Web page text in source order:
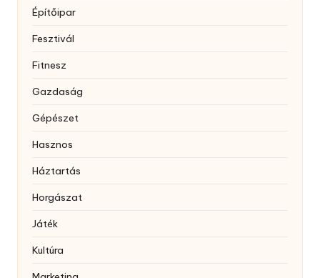
Építőipar
Fesztivál
Fitnesz
Gazdaság
Gépészet
Hasznos
Háztartás
Horgászat
Játék
Kultúra